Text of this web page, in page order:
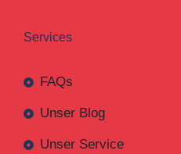
Services
FAQs
Unser Blog
Unser Service